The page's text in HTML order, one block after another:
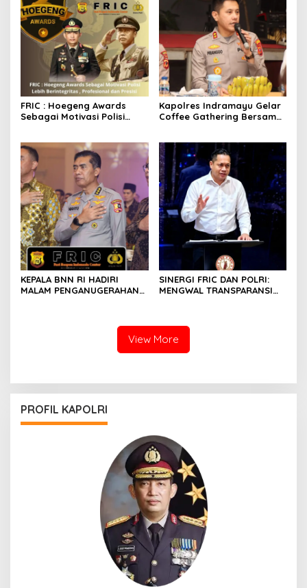
FRIC : Hoegeng Awards
Sebagai Motivasi Polisi
Kapolres Indramayu Gelar
Coffee Gathering Bersama
KEPALA BNN RI HADIRI
MALAM PENGANUGERAHAN
SINERGI FRIC DAN POLRI:
MENGWAL TRANSPARANSI
View More
PROFIL KAPOLRI